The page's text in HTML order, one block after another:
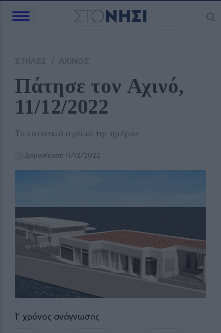
Πάτησε τον Αχινό,
11/12/2022
Το καυστικό σχόλιο της ημέρας
Δημοσίευση 11/12/2022
1' χρόνος ανάγνωσης